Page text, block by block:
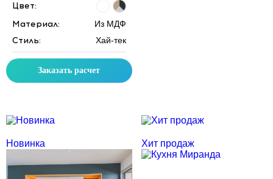
Цвет:
Материал:
Из МДФ
Стиль: Хай-тек
Заказать расчет
Новинка Хит продаж